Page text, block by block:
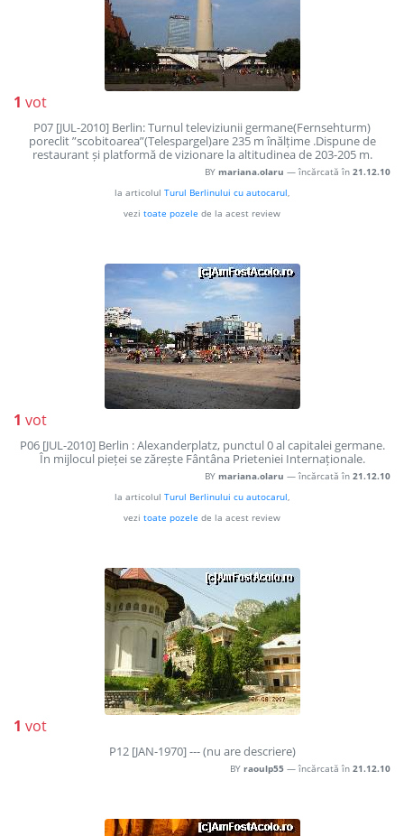
1 vot
P07 [JUL-2010] Berlin: Turnul televiziunii germane(Fernsehturm)
poreclit ”scobitoarea”(Telespargel)are 235 m înălțime .Dispune de
restaurant și platformă de vizionare la altitudinea de 203-205 m.
BY mariana.olaru — încărcată în 21.12.10
la articolul Turul Berlinului cu autocarul,
vezi toate pozele de la acest review
1 vot
P06 [JUL-2010] Berlin : Alexanderplatz, punctul 0 al capitalei germane.
În mijlocul pieței se zărește Fântâna Prieteniei Internaționale.
BY mariana.olaru — încărcată în 21.12.10
la articolul Turul Berlinului cu autocarul,
vezi toate pozele de la acest review
1 vot
P12 [JAN-1970] --- (nu are descriere)
BY raoulp55 — încărcată în 21.12.10